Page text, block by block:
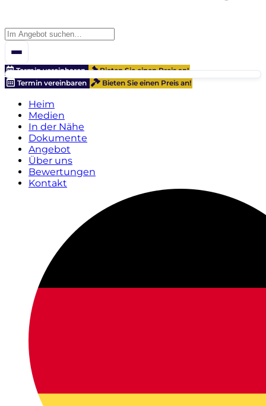
Termin vereinbaren
Bieten Sie einen Preis an!
Termin vereinbaren
Bieten Sie einen Preis an!
Heim
Medien
In der Nähe
Dokumente
Angebot
Über uns
Bewertungen
Kontakt